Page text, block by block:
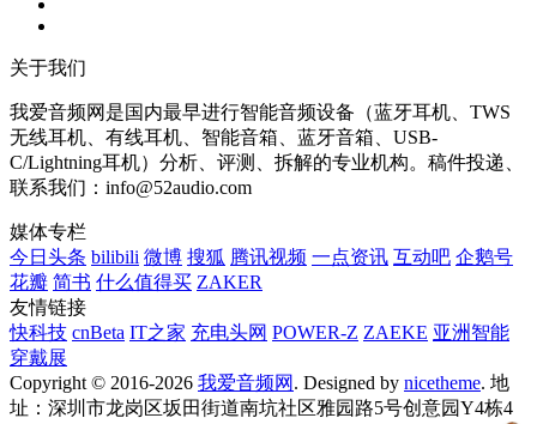
关于我们
我爱音频网是国内最早进行智能音频设备（蓝牙耳机、TWS
无线耳机、有线耳机、智能音箱、蓝牙音箱、USB-
C/Lightning耳机）分析、评测、拆解的专业机构。稿件投递、
联系我们：info@52audio.com
媒体专栏
今日头条 bilibili 微博 搜狐 腾讯视频 一点资讯 互动吧 企鹅号
花瓣 简书 什么值得买 ZAKER
友情链接
快科技 cnBeta IT之家 充电头网 POWER-Z ZAEKE 亚洲智能
穿戴展
Copyright © 2016-2026 我爱音频网 . Designed by nicetheme. 地
址：深圳市龙岗区坂田街道南坑社区雅园路5号创意园Y4栋4